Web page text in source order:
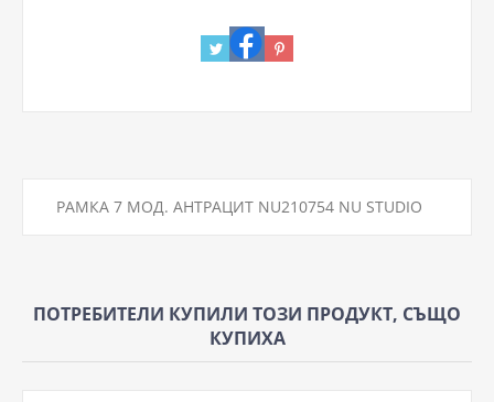
РАМКА 7 МОД. АНТРАЦИТ NU210754 NU STUDIO
ПОТРЕБИТЕЛИ КУПИЛИ ТОЗИ ПРОДУКТ, СЪЩО
КУПИХА